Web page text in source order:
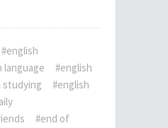
#english
language
#english
studying
#english
#end of